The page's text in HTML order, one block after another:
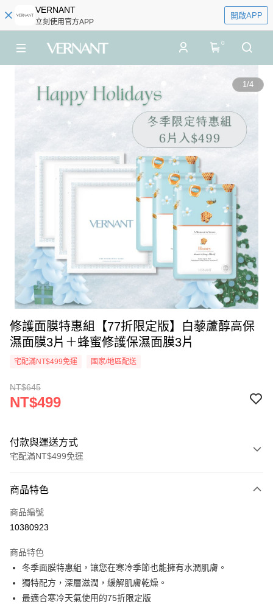
VERNANT
立刻使用官方APP
開啟APP
0
1/4
修護面膜特惠組【77折限定版】白藜蘆醇高保
濕面膜3片＋蜂蜜修護保濕面膜3片
宅配滿NT$499免運 國家/地區配送
NT$645
NT$499
付款與運送方式
宅配滿NT$499免運
信用卡一次付款
超商取貨付款
Apple Pay
街口支付
商品特色
商品編號
10380923
商品特色
冬季面膜特惠組，讓您在寒冷季節也能擁有水潤肌膚。
獨特配方，深層滋潤，緩解肌膚乾燥。
最適合寒冷天氣使用的75折限定版